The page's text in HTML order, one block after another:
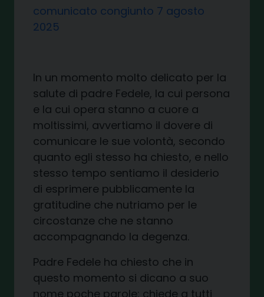
comunicato congiunto 7 agosto
2025
In un momento molto delicato per la
salute di padre Fedele, la cui persona
e la cui opera stanno a cuore a
moltissimi, avvertiamo il dovere di
comunicare le sue volontà, secondo
quanto egli stesso ha chiesto, e nello
stesso tempo sentiamo il desiderio
di esprimere pubblicamente la
gratitudine che nutriamo per le
circostanze che ne stanno
accompagnando la degenza.
Padre Fedele ha chiesto che in
questo momento si dicano a suo
nome poche parole: chiede a tutti